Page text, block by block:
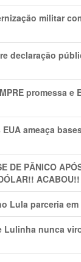
militar
declaração
promessa e
ameaça
DE PÂNlCO
ACABOU!!
Lula parceria
Lulinha nunca